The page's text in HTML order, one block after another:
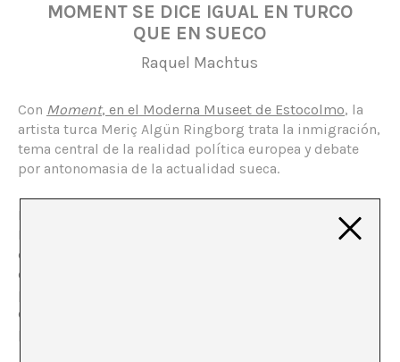
MOMENT SE DICE IGUAL EN TURCO
QUE EN SUECO
Raquel Machtus
Con Moment, en el Moderna Museet de Estocolmo, la
artista turca Meriç Algün Ringborg trata la inmigración,
tema central de la realidad política europea y debate
por antonomasia de la actualidad sueca.
El 14 de septiembre de 2014, el Partido Social-
Demócrata Sueco ganó las elecciones generales,
dejando en segundo lugar al Partido Moderado. Los dos
conforman un fuerte bipartidismo en la política sueca,
pero ambos están integrados, a su vez, por una
coalición de partidos. En tercer lugar se colocó el
partido Demócratas Suecos.